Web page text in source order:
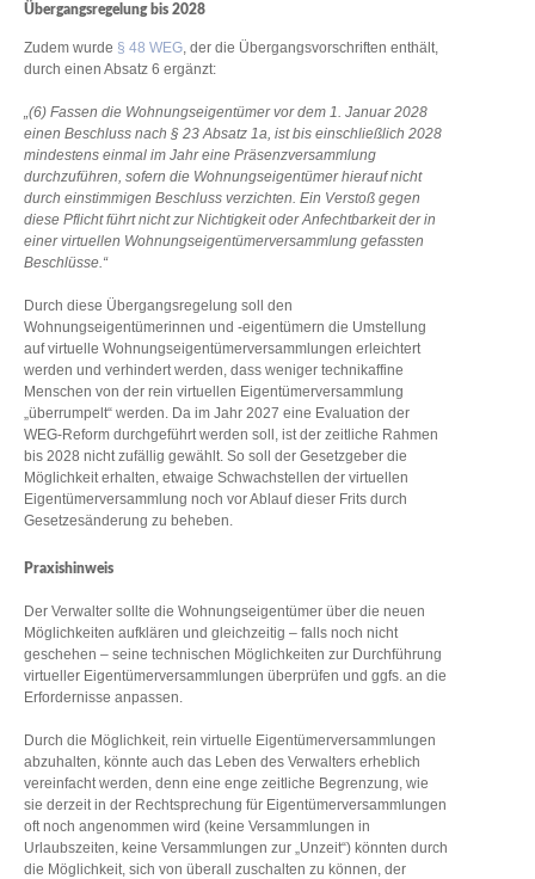
Übergangsregelung bis 2028
Zudem wurde § 48 WEG, der die Übergangsvorschriften enthält,
durch einen Absatz 6 ergänzt:
„(6) Fassen die Wohnungseigentümer vor dem 1. Januar 2028
einen Beschluss nach § 23 Absatz 1a, ist bis einschließlich 2028
mindestens einmal im Jahr eine Präsenzversammlung
durchzuführen, sofern die Wohnungseigentümer hierauf nicht
durch einstimmigen Beschluss verzichten. Ein Verstoß gegen
diese Pflicht führt nicht zur Nichtigkeit oder Anfechtbarkeit der in
einer virtuellen Wohnungseigentümerversammlung gefassten
Beschlüsse.“
Durch diese Übergangsregelung soll den
Wohnungseigentümerinnen und -eigentümern die Umstellung
auf virtuelle Wohnungseigentümerversammlungen erleichtert
werden und verhindert werden, dass weniger technikaffine
Menschen von der rein virtuellen Eigentümerversammlung
„überrumpelt“ werden. Da im Jahr 2027 eine Evaluation der
WEG-Reform durchgeführt werden soll, ist der zeitliche Rahmen
bis 2028 nicht zufällig gewählt. So soll der Gesetzgeber die
Möglichkeit erhalten, etwaige Schwachstellen der virtuellen
Eigentümerversammlung noch vor Ablauf dieser Frits durch
Gesetzesänderung zu beheben.
Praxishinweis
Der Verwalter sollte die Wohnungseigentümer über die neuen
Möglichkeiten aufklären und gleichzeitig – falls noch nicht
geschehen – seine technischen Möglichkeiten zur Durchführung
virtueller Eigentümerversammlungen überprüfen und ggfs. an die
Erfordernisse anpassen.
Durch die Möglichkeit, rein virtuelle Eigentümerversammlungen
abzuhalten, könnte auch das Leben des Verwalters erheblich
vereinfacht werden, denn eine enge zeitliche Begrenzung, wie
sie derzeit in der Rechtsprechung für Eigentümerversammlungen
oft noch angenommen wird (keine Versammlungen in
Urlaubszeiten, keine Versammlungen zur „Unzeit“) könnten durch
die Möglichkeit, sich von überall zuschalten zu können, der